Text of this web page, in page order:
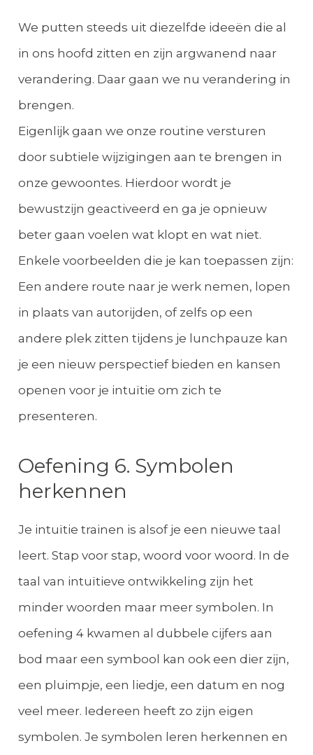
We putten steeds uit diezelfde ideeën die al
in ons hoofd zitten en zijn argwanend naar
verandering. Daar gaan we nu verandering in
brengen.
Eigenlijk gaan we onze routine versturen
door subtiele wijzigingen aan te brengen in
onze gewoontes. Hierdoor wordt je
bewustzijn geactiveerd en ga je opnieuw
beter gaan voelen wat klopt en wat niet.
Enkele voorbeelden die je kan toepassen zijn:
Een andere route naar je werk nemen, lopen
in plaats van autorijden, of zelfs op een
andere plek zitten tijdens je lunchpauze kan
je een nieuw perspectief bieden en kansen
openen voor je intuïtie om zich te
presenteren.
Oefening 6. Symbolen
herkennen
Je intuïtie trainen is alsof je een nieuwe taal
leert. Stap voor stap, woord voor woord. In de
taal van intuïtieve ontwikkeling zijn het
minder woorden maar meer symbolen. In
oefening 4 kwamen al dubbele cijfers aan
bod maar een symbool kan ook een dier zijn,
een pluimpje, een liedje, een datum en nog
veel meer. Iedereen heeft zo zijn eigen
symbolen. Je symbolen leren herkennen en